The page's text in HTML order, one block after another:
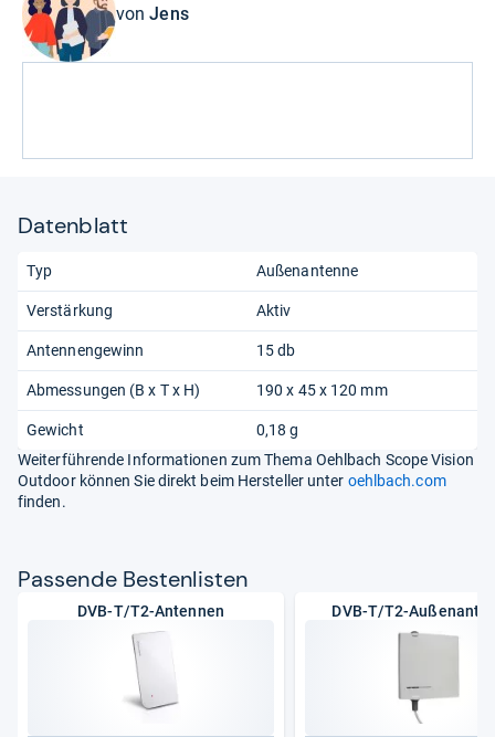
vonJens
Datenblatt
Typ Außenantenne
Verstärkung Aktiv
Antennengewinn 15 db
Abmessungen (B x T x H) 190 x 45 x 120 mm
Gewicht
0,18 g
Weiterführende Informationen zum Thema Oehlbach Scope Vision
Outdoor können Sie direkt beim Hersteller unter oehlbach.com
finden.
Pas­sende Bes­ten­lis­ten
DVB-T/T2-Antennen DVB-T/T2-